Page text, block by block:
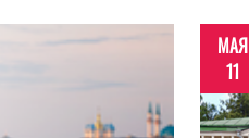
МАЯ
11